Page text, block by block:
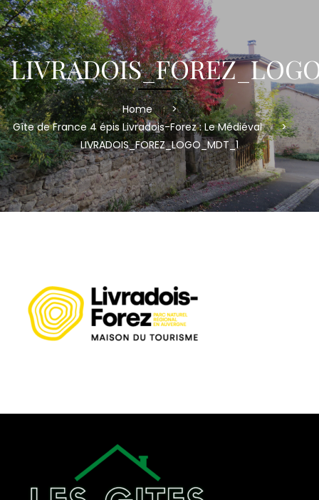
Home
>
Gîte de France 4 épis Livradois-Forez : Le Médiéval
>
LIVRADOIS_FOREZ_LOGO_MDT_1